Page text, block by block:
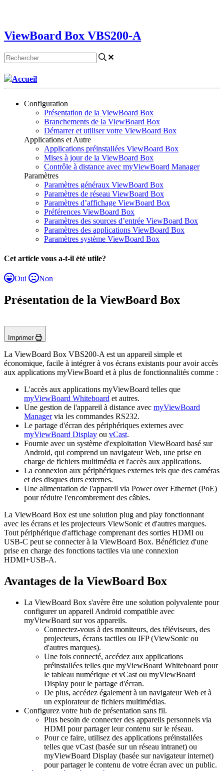
ViewBoard Box VBS200-A
Accueil
Configuration
Présentation de la ViewBoard Box
Branchements de la ViewBoard Box
Démarrer et utiliser votre ViewBoard Box
Applications et Autre
Applications préinstallées ViewBoard Box
Mises à jour de la ViewBoard Box
Contrôle à distance avec myViewBoard Manager
Paramètres
Paramètres généraux ViewBoard Box
Paramètres de réseau ViewBoard Box
Paramètres d’affichage ViewBoard Box
Préférences ViewBoard Box
Paramètres des sources d’entrée ViewBoard Box
Paramètres des applications ViewBoard Box
Paramètres système ViewBoard Box
Cet article vous a-t-il été utile?
Oui Non
Présentation de la ViewBoard Box
Imprimer
La ViewBoard Box VBS200-A est un appareil simple et
économique, facile à intégrer à vos écrans existants pour avoir accès
aux applications myViewBoard et à plus de fonctionnalités comme :
L'accès aux applications myViewBoard telles que
myViewBoard Whiteboard et autres.
Une gestion de l'appareil à distance avec myViewBoard
Managervia les commandes RS232.
Le partage d'écran des périphériques externes avec
myViewBoard Display ou vCast.
Fournie avec un système d'exploitation ViewBoard basé sur
Android, qui comprend un navigateur Web, une prise en
charge de fichiers multimédia et l'accès aux applications.
La connexion aux périphériques externes tels que des caméras
et des disques durs externes.
Une alimentation de l'appareil via Power over Ethernet (PoE)
pour réduire l'encombrement des câbles.
La ViewBoard Box est une solution plug and play fonctionnant
avec les écrans et les projecteurs ViewSonic et d'autres marques.
Tout périphérique d'affichage comprenant des sorties HDMI ou
USB-C peut se connecter à la ViewBoard Box. Bénéficiez d'une
prise en charge des fonctions tactiles via une connexion
HDMI+USB-A.
Avantages de la ViewBoard Box
La ViewBoard Box s'avère être une solution polyvalente pour
configurer un appareil Android compatible avec
myViewBoard sur vos appareils.
Connectez-vous à des moniteurs, des téléviseurs, des
projecteurs, écrans tactiles ou IFP (ViewSonic ou
d'autres marques).
Une fois connecté, accédez aux applications
préinstallées telles que myViewBoard Whiteboard pour
le tableau numérique et vCast ou myViewBoard
Display pour le partage d'écran.
De plus, accédez également à un navigateur Web et à
un explorateur de fichiers multimédias.
Configurez votre hub de présentation sans fil.
Plus besoin de connecter des appareils personnels via
HDMI pour partager leur contenu sur le réseau.
Pour ce faire, utilisez des applications préinstallées
telles que vCast (basée sur un réseau intranet) ou
myViewBoard Display (basée sur navigateur internet)
pour partager le contenu de votre écran avec un public.